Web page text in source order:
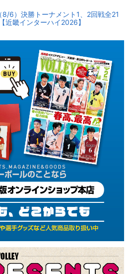
8/6）決勝トーナメント1、2回戦全21
近畿インターハイ2026】